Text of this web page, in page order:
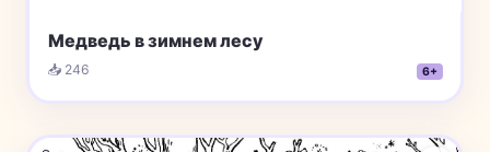
Медведь в зимнем лесу
📥 246 6+